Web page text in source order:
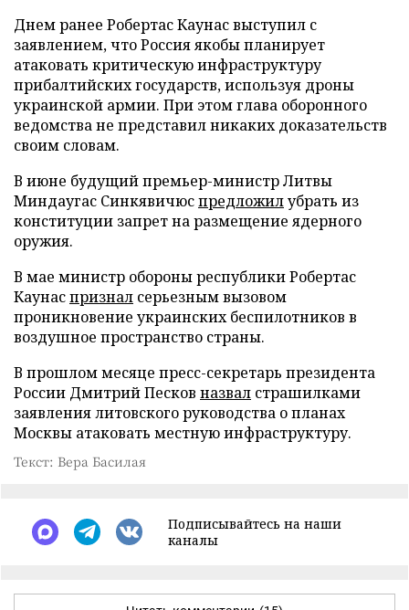
Днем ранее Робертас Каунас выступил с
заявлением, что Россия якобы планирует
атаковать критическую инфраструктуру
прибалтийских государств, используя дроны
украинской армии. При этом глава оборонного
ведомства не представил никаких доказательств
своим словам.
В июне будущий премьер-министр Литвы
Миндаугас Синкявичюспредложилубрать из
конституции запрет на размещение ядерного
оружия.
В мае министр обороны республики Робертас
Каунаспризнал серьезным вызовом
проникновение украинских беспилотников в
воздушное пространство страны.
В прошлом месяце пресс-секретарь президента
России Дмитрий Песков назвал страшилками
заявления литовского руководства о планах
Москвы атаковать местную инфраструктуру.
Текст: Вера Басилая
Подписывайтесь на наши
каналы